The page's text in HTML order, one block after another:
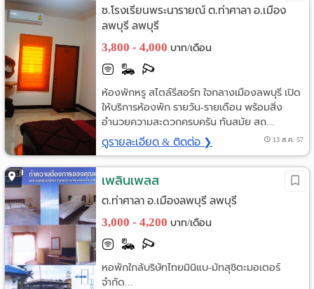
ซ.โรงเรียนพระนารายณ์ ต.ท่าศาลา อ.เมือง
ลพบุรี ลพบุรี
3,800 - 4,000 บาท/เดือน
ห้องพักหรู สไตล์รีสอร์ท ใจกลางเมืองลพบุรี เปิด
ให้บริการห้องพัก รายวัน-รายเดือน พร้อมสิ่ง
อำนวยความสะดวกครบครัน ทันสมัย สถ...
ดูรายละเอียด & ติดต่อ ❯ 13 ส.ค. 57
เพลินเพลส
ต.ท่าศาลา อ.เมืองลพบุรี ลพบุรี
3,000 - 4,200 บาท/เดือน
หอพักใกล้บริษัทไทยมินิแบ-มัทสุชิตะมอเตอร์
จำกัด...